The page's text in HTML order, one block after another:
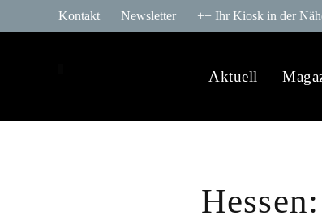
Kontakt Newsletter ++ Ihr Kiosk in der
Aktuell